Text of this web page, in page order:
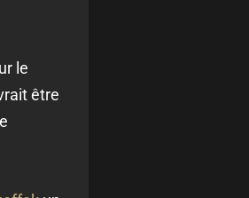
le
être